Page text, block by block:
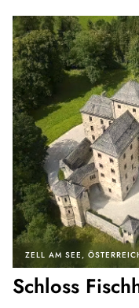
ZELL AM SEE
Schloss